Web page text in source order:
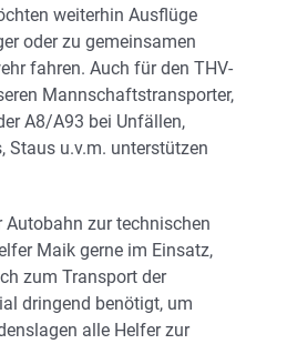
weiterhin Ausflüge
oder zu gemeinsamen
fahren. Auch für den THV-
Mannschaftstransporter,
A8/A93 bei Unfällen,
Staus u.v.m. unterstützen
Autobahn zur technischen
Maik gerne im Einsatz,
zum Transport der
dringend benötigt, um
alle Helfer zur